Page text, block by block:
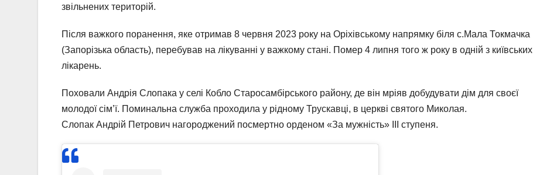
звільнених територій.
Після важкого поранення, яке отримав 8 червня 2023 року на Оріхівському напрямку біля с.Мала Токмачка
(Запорізька область), перебував на лікуванні у важкому стані. Помер 4 липня того ж року в одній з київських
лікарень.
Поховали Андрія Слопака у селі Кобло Старосамбірського району, де він мріяв добудувати дім для своєї
молодої сім’ї. Поминальна служба проходила у рідному Трускавці, в церкві святого Миколая.
Слопак Андрій Петрович нагороджений посмертно орденом «За мужність» III ступеня.